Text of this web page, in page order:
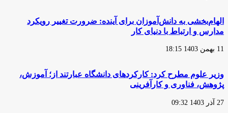
الهام‌بخشی به دانش‌آموزان برای آینده: ضرورت تغییر رویکرد
مدارس و ارتباط با دنیای کار
11 بهمن 1403 18:15
وزیر علوم مطرح کرد: کارکردهای دانشگاه عبارتند از؛ آموزش،
پژوهش، فناوری و کارآفرینی
27 آذر 1403 09:32